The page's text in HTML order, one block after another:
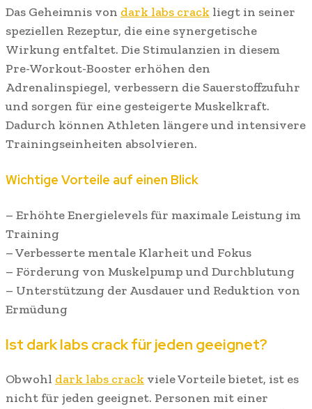
Das Geheimnis von dark labs crack liegt in seiner
speziellen Rezeptur, die eine synergetische
Wirkung entfaltet. Die Stimulanzien in diesem
Pre-Workout-Booster erhöhen den
Adrenalinspiegel, verbessern die Sauerstoffzufuhr
und sorgen für eine gesteigerte Muskelkraft.
Dadurch können Athleten längere und intensivere
Trainingseinheiten absolvieren.
Wichtige Vorteile auf einen Blick
– Erhöhte Energielevels für maximale Leistung im
Training
– Verbesserte mentale Klarheit und Fokus
– Förderung von Muskelpump und Durchblutung
– Unterstützung der Ausdauer und Reduktion von
Ermüdung
Ist dark labs crack für jeden geeignet?
Obwohl dark labs crack viele Vorteile bietet, ist es
nicht für jeden geeignet. Personen mit einer